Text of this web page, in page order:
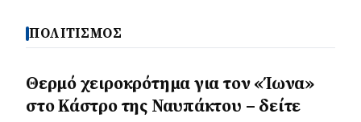
ΠΟΛΙΤΙΣΜΟΣ
Θερμό χειροκρότημα για τον «Ίωνα»
στο Κάστρο της Ναυπάκτου – δείτε